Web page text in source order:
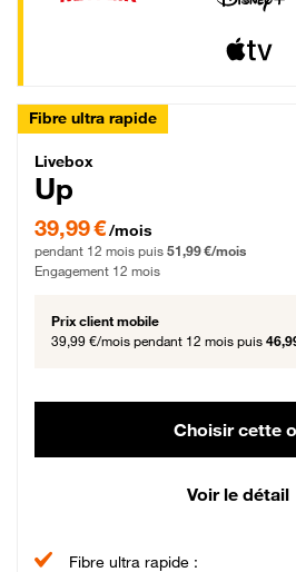
Fibre ultra rapide
Livebox Up Fibre
Livebox
Up
39,99 € par mois pendant 12 mois puis
39,99 €/mois
pendant 12 mois puis 51,99 €/mois
Engagement 12 mois
Prix client mobile
39,99 €/mois pendant 12 mois puis
Choisir cette
Voir le détail
Fibre ultra rapide :